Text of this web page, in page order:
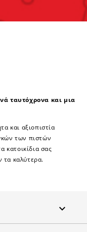
ταυτόχρονα και μια
και αξιοπιστία
των πιστών
κατοικίδια σας
τα καλύτερα.
